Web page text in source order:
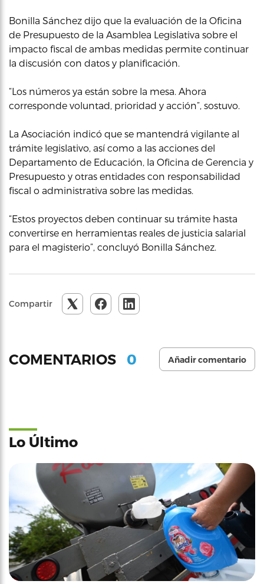
Bonilla Sánchez dijo que la evaluación de la Oficina
de Presupuesto de la Asamblea Legislativa sobre el
impacto fiscal de ambas medidas permite continuar
la discusión con datos y planificación.
“Los números ya están sobre la mesa. Ahora
corresponde voluntad, prioridad y acción”, sostuvo.
La Asociación indicó que se mantendrá vigilante al
trámite legislativo, así como a las acciones del
Departamento de Educación, la Oficina de Gerencia y
Presupuesto y otras entidades con responsabilidad
fiscal o administrativa sobre las medidas.
“Estos proyectos deben continuar su trámite hasta
convertirse en herramientas reales de justicia salarial
para el magisterio”, concluyó Bonilla Sánchez.
Compartir
COMENTARIOS 0 Añadir comentario
Lo Último